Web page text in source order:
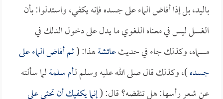
باليد، بل إذا أفاض الماء على جسده فإنه يكفي، واستدلوا: بأن
الغسل ليس في معناه اللغوي ما يدل على دخول الدلك في
مسماه، وكذلك جاء في حديثعائشةهذا: (ثم أفاض الماء على
جسده)، وكذلك قال صلى الله عليه وسلم لـأم سلمةلما سألته
عن شعر رأسها: هل تنقضه؟ قال: (إنما يكفيك أن تحثي على